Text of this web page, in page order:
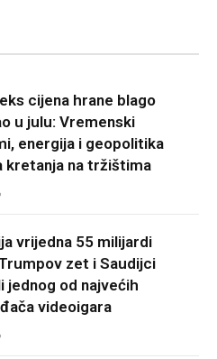
cijena hrane blago
u julu: Vremenski
energija i geopolitika
kretanja na tržištima
vrijedna 55 milijardi
zet i Saudijci
jednog od najvećih
videoigara